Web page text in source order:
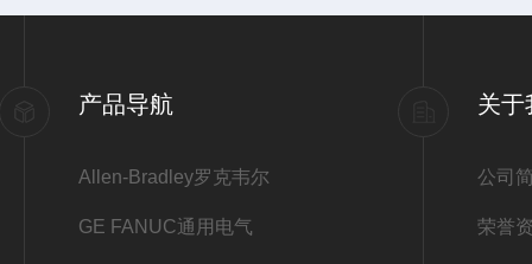
产品导航
Allen-Bradley罗克韦尔
GE FANUC通用电气
关于
公司
荣誉